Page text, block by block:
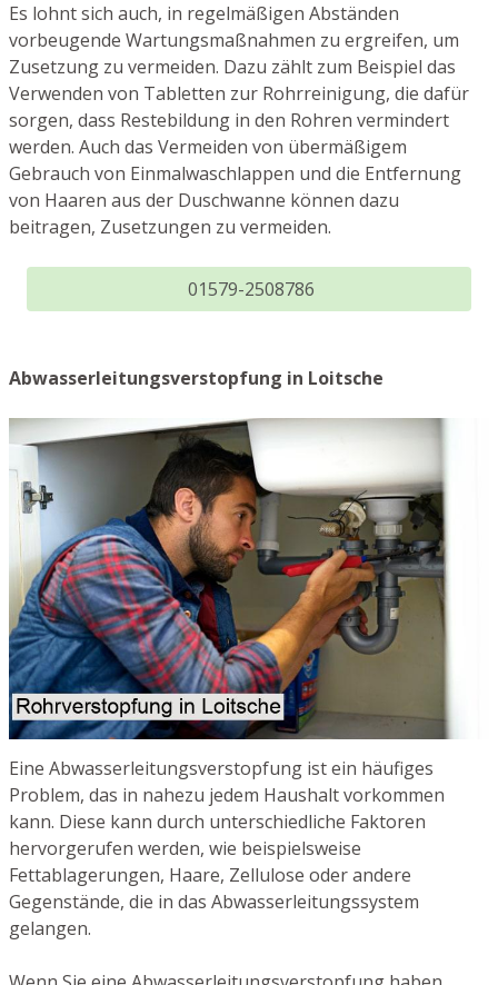
Es lohnt sich auch, in regelmäßigen Abständen
vorbeugende Wartungsmaßnahmen zu ergreifen, um
Zusetzung zu vermeiden. Dazu zählt zum Beispiel das
Verwenden von Tabletten zur Rohrreinigung, die dafür
sorgen, dass Restebildung in den Rohren vermindert
werden. Auch das Vermeiden von übermäßigem
Gebrauch von Einmalwaschlappen und die Entfernung
von Haaren aus der Duschwanne können dazu
beitragen, Zusetzungen zu vermeiden.
01579-2508786
Abwasserleitungsverstopfung in Loitsche
Eine Abwasserleitungsverstopfung ist ein häufiges
Problem, das in nahezu jedem Haushalt vorkommen
kann. Diese kann durch unterschiedliche Faktoren
hervorgerufen werden, wie beispielsweise
Fettablagerungen, Haare, Zellulose oder andere
Gegenstände, die in das Abwasserleitungssystem
gelangen.